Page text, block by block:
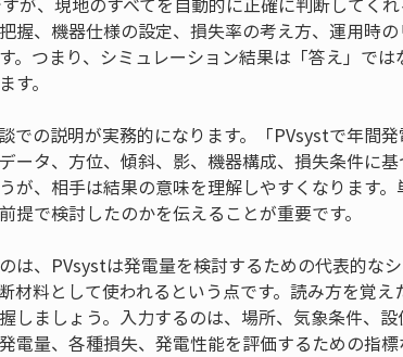
握、機器仕様の設定、損失率の考え方、運用時
。つまり、シミュレーション結果は「答え」で
す。
での説明が実務的になります。「PVsystで年間
ータ、方位、傾斜、影、機器構成、損失条件に
が、相手は結果の意味を理解しやすくなります
提で検討したのかを伝えることが重要です。
は、PVsystは発電量を検討するための代表的な
材料として使われるという点です。読み方を覚
しましょう。入力するのは、場所、気象条件、
電量、各種損失、発電性能を評価するための指標